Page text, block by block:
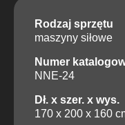
Rodzaj sprzętu
maszyny siłowe
Numer
NNE-24
Dł. x szer. x wys.
170 x 200 x 160